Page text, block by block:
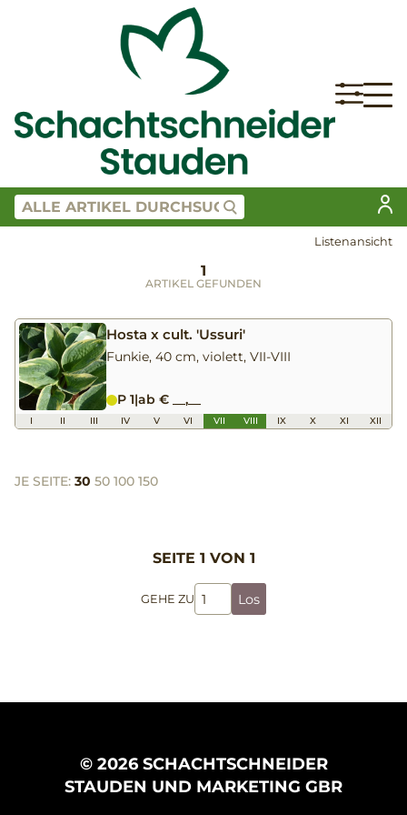
Listenansicht
1
ARTIKEL GEFUNDEN
Hosta x cult. 'Ussuri'
Funkie, 40 cm, violett, VII-VIII
P 1|ab € __,__
I II III IV V VI VII VIII IX X XI XII
JE SEITE: 30 50 100 150
SEITE 1 VON 1
GEHE ZU Los
© 2026 SCHACHTSCHNEIDER
STAUDEN UND MARKETING GBR